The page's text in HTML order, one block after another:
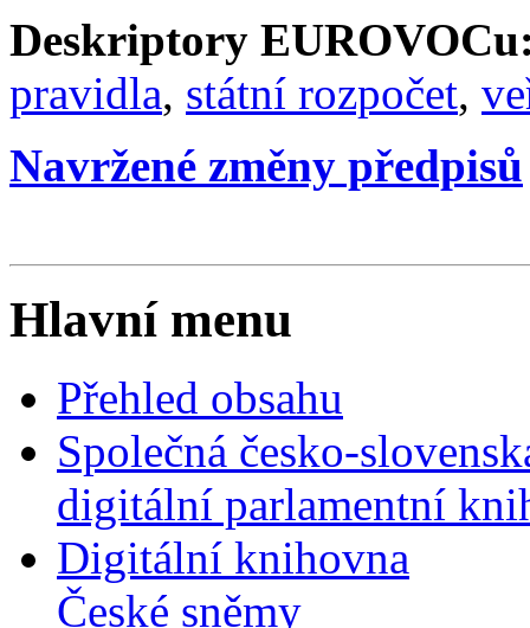
Deskriptory
pravidla, státní rozpočet,
Navržené změny předpisů
Hlavní menu
Přehled obsahu
Společná česko-
digitální parlamentní
Digitální knihovna
České sněmy